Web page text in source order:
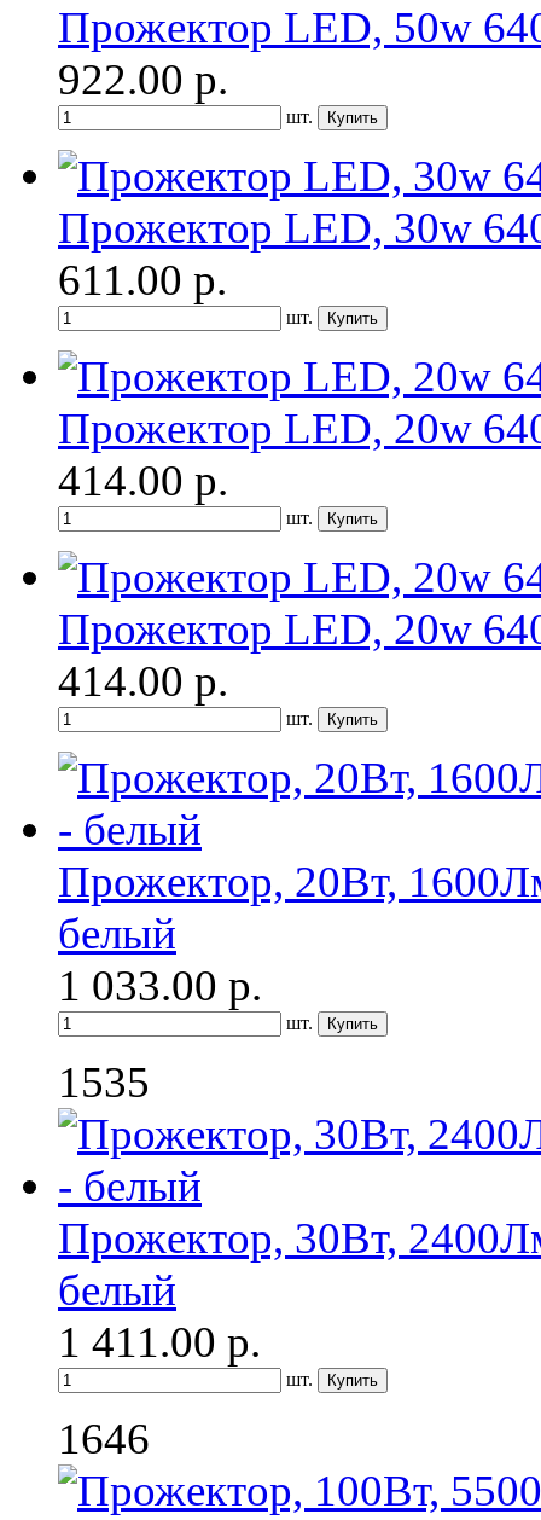
Прожектор LED, 50w
922.00 р.
шт.
Прожектор LED, 30w
611.00 р.
шт.
Прожектор LED, 20w
414.00 р.
шт.
Прожектор LED, 20w
414.00 р.
шт.
Прожектор, 20Вт,
белый
1 033.00 р.
шт.
1535
Прожектор, 30Вт,
белый
1 411.00 р.
шт.
1646